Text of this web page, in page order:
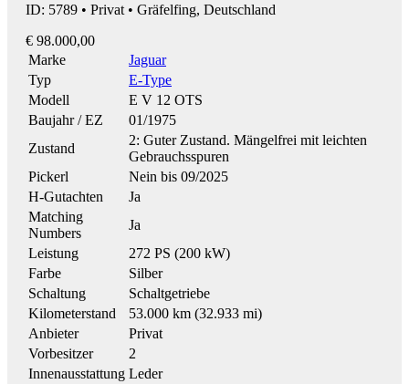
ID: 5789 • Privat • Gräfelfing, Deutschland
€ 98.000,00
Marke
Jaguar
Typ
E-Type
Modell
E V 12 OTS
Baujahr / EZ
01/1975
Zustand
2: Guter Zustand. Mängelfrei mit leichten
Gebrauchsspuren
Pickerl
Nein bis 09/2025
H-Gutachten
Ja
Matching
Numbers
Ja
Leistung
272 PS (200 kW)
Farbe
Silber
Schaltung
Schaltgetriebe
Kilometerstand
53.000 km (32.933 mi)
Anbieter
Privat
Vorbesitzer
2
Innenausstattung Leder